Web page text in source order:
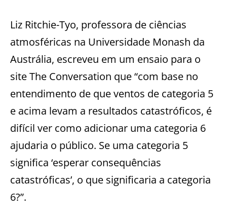
Liz Ritchie-Tyo, professora de ciências
atmosféricas na Universidade Monash da
Austrália, escreveu em um ensaio para o
site The Conversation que “com base no
entendimento de que ventos de categoria 5
e acima levam a resultados catastróficos, é
difícil ver como adicionar uma categoria 6
ajudaria o público. Se uma categoria 5
significa ‘esperar consequências
catastróficas’, o que significaria a categoria
6?”.